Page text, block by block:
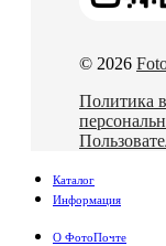
© 2026
Политика
Каталог
Информация
О ФотоПочте